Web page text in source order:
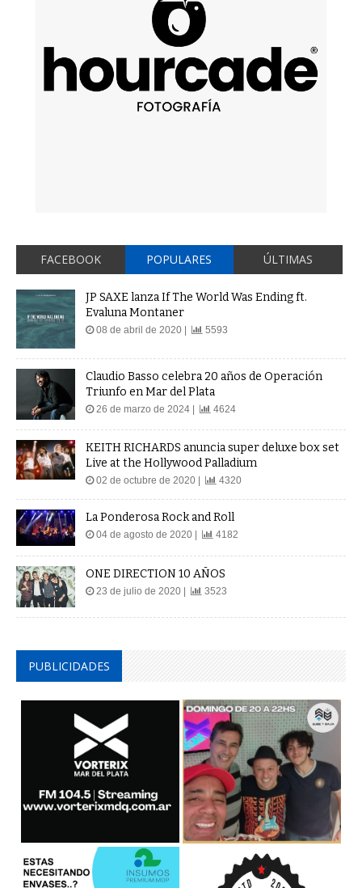
FACEBOOK POPULARES ÚLTIMAS
JP SAXE lanza If The World Was Ending ft.
Evaluna Montaner
08 de abril de 2020 | 5593
Claudio Basso celebra 20 años de Operación
Triunfo en Mar del Plata
26 de marzo de 2024 | 4624
KEITH RICHARDS anuncia super deluxe box set
Live at the Hollywood Palladium
02 de octubre de 2020 | 4320
La Ponderosa Rock and Roll
04 de agosto de 2020 | 4182
ONE DIRECTION 10 AÑOS
23 de julio de 2020 | 3523
PUBLICIDADES